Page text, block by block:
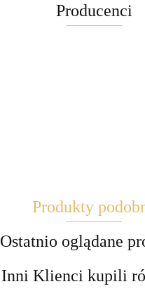
Producenci
Brite
Produkty
Ostatnio oglądane
Inni Klienci kupili